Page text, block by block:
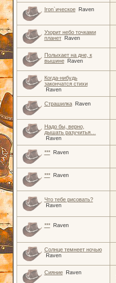
Iron`ическое Raven
Узорит небо точками
планет
Raven
Полыхает на дне, к
вышине
Raven
Когда-нибудь
закончатся стихи
Raven
Страшилка Raven
Надо бы, верно,
дышать разучитья…
Raven
*** Raven
*** Raven
Что тебе рисовать?
Raven
*** Raven
Солнце темнеет ночью
Raven
Сияние Raven